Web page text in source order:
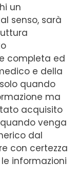
un
senso, sarà
completa ed
e della
quando
ma
acquisito
venga
dal
con certezza
informazioni